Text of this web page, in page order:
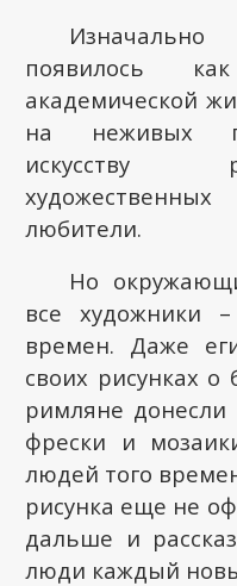
появилось
академической
на неживых
искусству
любители.
Но
все художники
времен. Даже
своих рисунках
римляне
фрески и
людей того
рисунка еще не
дальше и
люди каждый